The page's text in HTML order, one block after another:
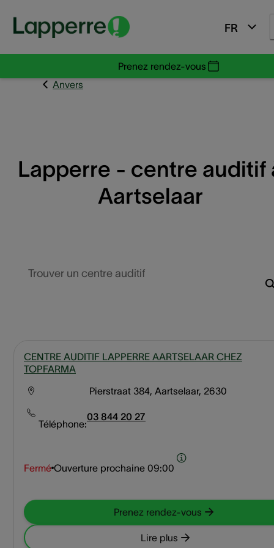
FR
Prenez rendez-vous
Anvers
Lapperre - centre auditif
Aartselaar
Trouver un centre auditif
CENTRE AUDITIF LAPPERRE AARTSELAAR CHEZ
TOPFARMA
Pierstraat 384, Aartselaar, 2630
Téléphone:
03 844 20 27
Fermé Ouverture prochaine 09:00
Prenez rendez-vous
Lire plus